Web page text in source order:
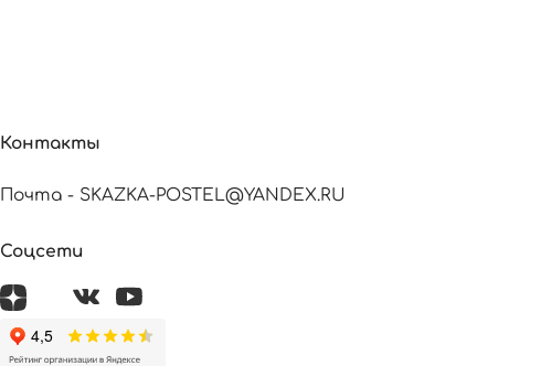
Контакты
Почта - SKAZKA-POSTEL@YANDEX.RU
Соцсети